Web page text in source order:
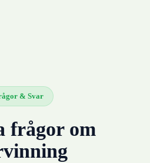
& Svar
frågor om